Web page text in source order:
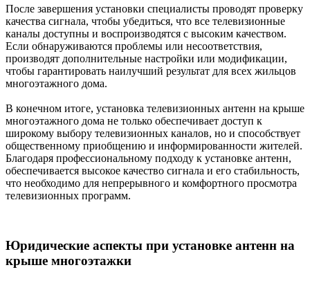
После завершения установки специалисты проводят проверку
качества сигнала, чтобы убедиться, что все телевизионные
каналы доступны и воспроизводятся с высоким качеством.
Если обнаруживаются проблемы или несоответствия,
производят дополнительные настройки или модификации,
чтобы гарантировать наилучший результат для всех жильцов
многоэтажного дома.
В конечном итоге, установка телевизионных антенн на крыше
многоэтажного дома не только обеспечивает доступ к
широкому выбору телевизионных каналов, но и способствует
общественному приобщению и информированности жителей.
Благодаря профессиональному подходу к установке антенн,
обеспечивается высокое качество сигнала и его стабильность,
что необходимо для непрерывного и комфортного просмотра
телевизионных программ.
Юридические аспекты при установке антенн на
крыше многоэтажки